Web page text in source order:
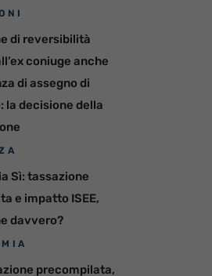
di reversibilità
coniuge anche
di assegno di
la decisione della
Sì: tassazione
e impatto ISEE,
davvero?
precompilata,